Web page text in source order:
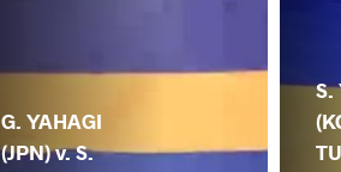
G. YAHAGI
(JPN) v. S.
S.